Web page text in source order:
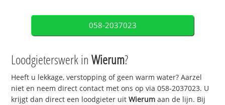
058-2037023
Loodgieterswerk inWierum?
Heeft u lekkage, verstopping of geen warm water? Aarzel
niet en neem direct contact met ons op via 058-2037023. U
krijgt dan direct een loodgieter uitWierum aan de lijn. Bij